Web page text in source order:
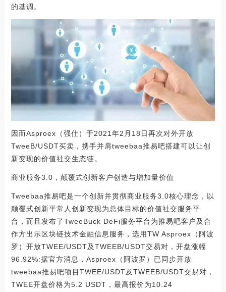
的基调。
因而Asproex（强仕）于2021年2月18日再次对外开放
TweeB/USDT买卖，携手并肩tweebaa推易吧搭建可以让创
新变现的价值社交生态链。
商业服务3.0，颠覆式创新客户创造与增加量价值
Tweebaa推易吧是一个创新并贯彻商业服务3.0核心理念，以
颠覆式创新平常人创新变现为总体目标的价值社交服务平
台，而且发布了TweeBuck DeFi服务平台为推易吧客户及合
作方出示区块链技术金融信息服务，选用TW Asproex（阿波
罗）开放TWEE/USDT及TWEEB/USDT交易对，开盘涨幅
96.92%:据官方消息，Asproex（阿波罗）已同步开放
tweebaa推易吧项目TWEE/USDT及TWEEB/USDT交易对，
TWEE开盘价格为5.2 USDT，最高报价为10.24